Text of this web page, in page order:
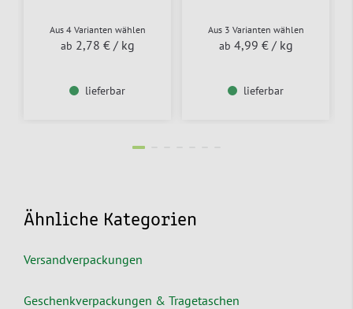
Aus 4 Varianten wählen
ab 2,78 € / kg
lieferbar
Aus 3 Varianten wählen
ab 4,99 € / kg
lieferbar
Ähnliche Kategorien
Versandverpackungen
Geschenkverpackungen & Tragetaschen